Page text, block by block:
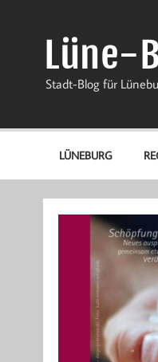
Lüne-
Stadt-Blog für
LÜNEBURG